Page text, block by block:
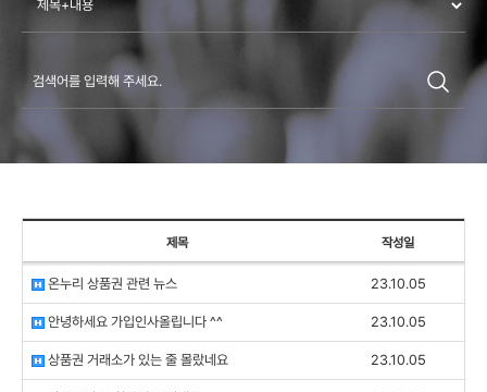
제목 작성일
온누리 상품권 관련 뉴스 23.10.05
안녕하세요 가입인사올립니다 ^^ 23.10.05
상품권 거래소가 있는 줄 몰랐네요 23.10.05